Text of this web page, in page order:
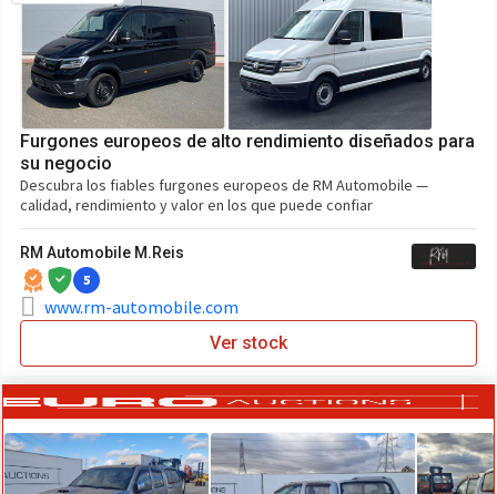
Furgones europeos de alto rendimiento diseñados para
su negocio
Descubra los fiables furgones europeos de RM Automobile —
calidad, rendimiento y valor en los que puede confiar
RM Automobile M.Reis
5
www.rm-automobile.com
Ver stock